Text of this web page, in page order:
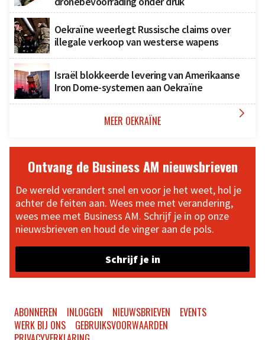
Oekraïne weerlegt Russische claims over
illegale verkoop van westerse wapens
Israël blokkeerde levering van Amerikaanse
Iron Dome-systemen aan Oekraïne
MEER OEKRAÏNE 
Ontvang de Business AM nieuwsbrieven
De wereld verandert snel en voor je het weet, hol je
achter de feiten aan. Wees mee met verandering,
wees mee met Business AM. Schrijf je in op onze
nieuwsbrieven en houd de vinger aan de pols.
Schrijf je in
ABONNEREN INLOGGEN NIEUWSBRIEVEN
EVENTS
WERK BIJ ONS
GEBRUIKSVOORWAARDEN